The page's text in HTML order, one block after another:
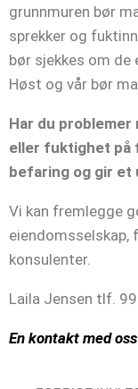
grunnmuren bør
sprekker og
bør sjekkes om
Høst og vår bør
Har du problemer
eller fuktighet på
befaring og gir
Vi kan fremlegge
eiendomsselskap,
konsulenter.
Laila Jensen tlf.
En kontakt med